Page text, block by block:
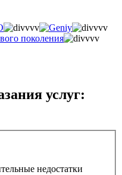
услуг:
недостатки